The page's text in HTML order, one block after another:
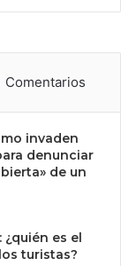
Comentarios
invaden
denunciar
de un
es el
turistas?